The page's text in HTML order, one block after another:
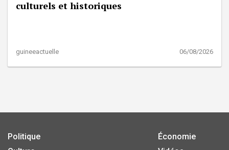
culturels et historiques
guineeactuelle 06/08/2026
Politique
Économie